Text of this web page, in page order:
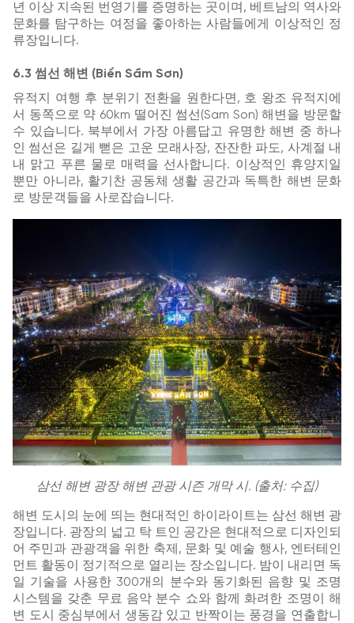
년 이상 지속된 번영기를 증명하는 곳이며, 베트남의 역사와
문화를 탐구하는 여정을 좋아하는 사람들에게 이상적인 정
류장입니다.
6.3 썸선 해변 (Biển Sầm Sơn)
유적지 여행 후 분위기 전환을 원한다면, 호 왕조 유적지에
서 동쪽으로 약 60km 떨어진 썸선(Sam Son) 해변을 방문할
수 있습니다. 북부에서 가장 아름답고 유명한 해변 중 하나
인 썸선은 길게 뻗은 고운 모래사장, 잔잔한 파도, 사계절 내
내 맑고 푸른 물로 매력을 선사합니다. 이상적인 휴양지일
뿐만 아니라, 활기찬 공동체 생활 공간과 독특한 해변 문화
로 방문객들을 사로잡습니다.
삼선 해변 광장 해변 관광 시즌 개막 시. (출처: 수집)
해변 도시의 눈에 띄는 현대적인 하이라이트는 삼선 해변 광
장입니다. 광장의 넓고 탁 트인 공간은 현대적으로 디자인되
어 주민과 관광객을 위한 축제, 문화 및 예술 행사, 엔터테인
먼트 활동이 정기적으로 열리는 장소입니다. 밤이 내리면 독
일 기술을 사용한 300개의 분수와 동기화된 음향 및 조명
시스템을 갖춘 무료 음악 분수 쇼와 함께 화려한 조명이 해
변 도시 중심부에서 생동감 있고 반짝이는 풍경을 연출합니